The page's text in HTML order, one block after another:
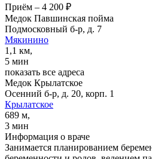
Приём – 4 200 ₽
Медок Павшинская пойма
Подмосковный б-р, д. 7
Мякинино
1,1 км,
5 мин
показать все адреса
Медок Крылатское
Осенний б-р, д. 20, корп. 1
Крылатское
689 м,
3 мин
Информация о враче
Занимается планированием